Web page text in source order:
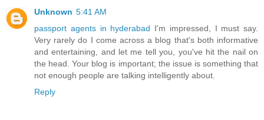
Unknown 5:41 AM
passport agents in hyderabad I'm impressed, I must say.
Very rarely do I come across a blog that's both informative
and entertaining, and let me tell you, you've hit the nail on
the head. Your blog is important; the issue is something that
not enough people are talking intelligently about.
Reply